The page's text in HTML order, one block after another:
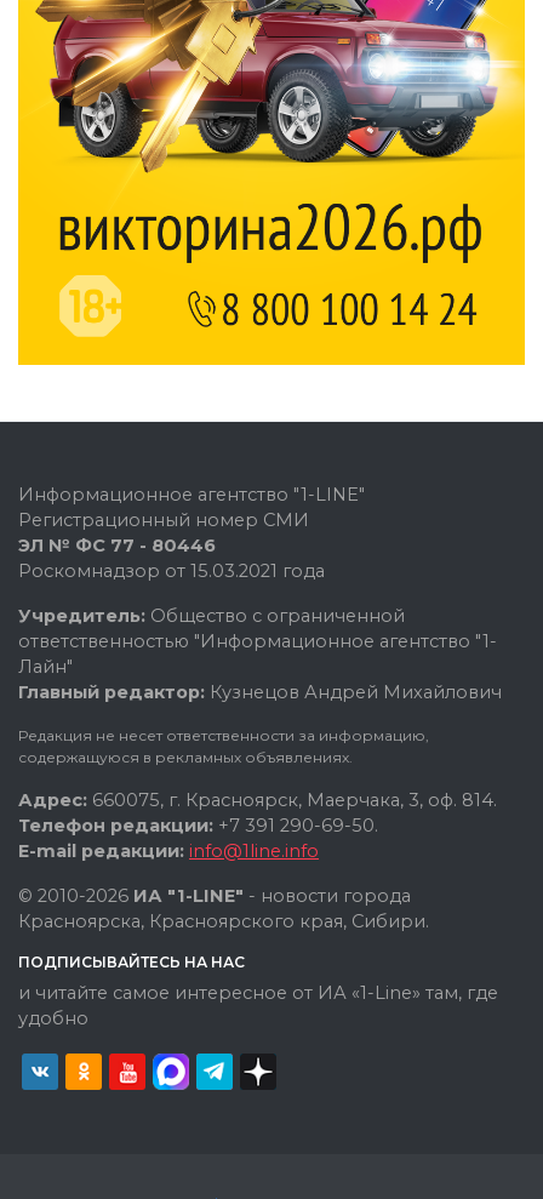
Информационное агентство "1-LINE"
Регистрационный номер СМИ
ЭЛ № ФС 77 - 80446
Роскомнадзор от 15.03.2021 года
Учредитель: Общество с ограниченной
ответственностью "Информационное агентство "1-
Лайн"
Главный редактор: Кузнецов Андрей Михайлович
Редакция не несет ответственности за информацию,
содержащуюся в рекламных объявлениях.
Адрес: 660075, г. Красноярск, Маерчака, 3, оф. 814.
Телефон редакции: +7 391 290-69-50.
E-mail редакции: info@1line.info
© 2010-2026 ИА "1-LINE" - новости города
Красноярска, Красноярского края, Сибири.
ПОДПИСЫВАЙТЕСЬ НА НАС
и читайте самое интересное от ИА «1-Line» там, где
удобно